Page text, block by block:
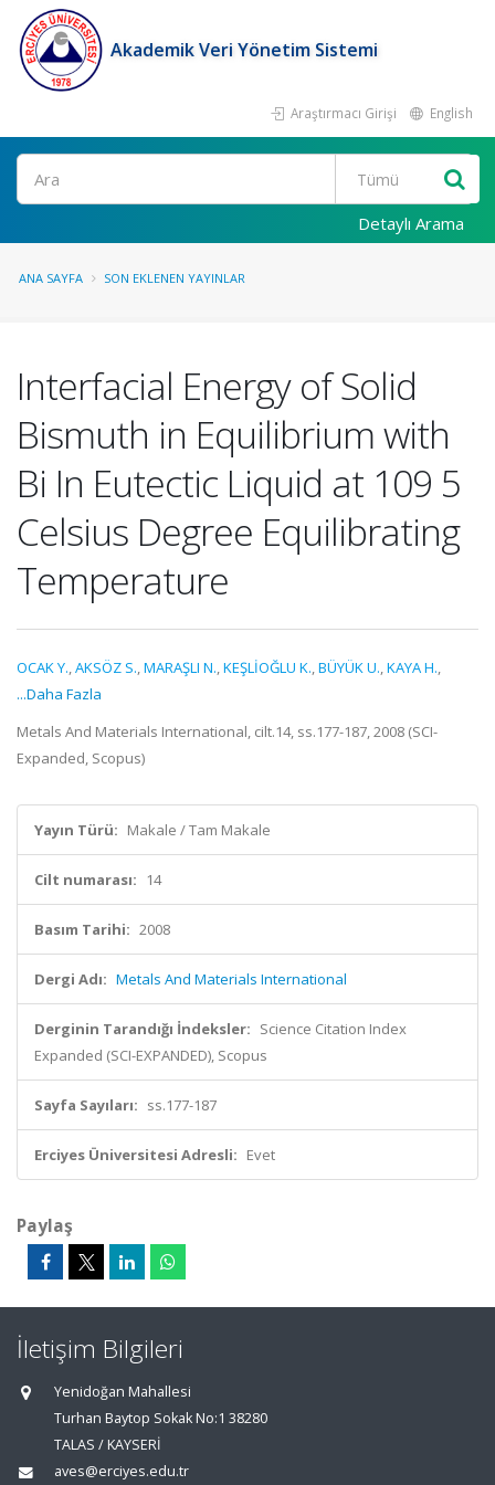
Akademik Veri Yönetim Sistemi
Araştırmacı Girişi English
Ara
Detaylı Arama
ANA SAYFA SON EKLENEN YAYINLAR
Interfacial Energy of Solid
Bismuth in Equilibrium with
Bi In Eutectic Liquid at 109 5
Celsius Degree Equilibrating
Temperature
OCAK Y.,AKSÖZ S.,MARAŞLI N.,KEŞLİOĞLU K.,BÜYÜK U.,KAYA H.,
...Daha Fazla
Metals And Materials International, cilt.14, ss.177-187, 2008 (SCI-
Expanded, Scopus)
Yayın Türü: Makale / Tam Makale
Cilt numarası: 14
Basım Tarihi: 2008
Dergi Adı: Metals And Materials International
Derginin Tarandığı İndeksler: Science Citation Index
Expanded (SCI-EXPANDED), Scopus
Sayfa Sayıları: ss.177-187
Erciyes Üniversitesi Adresli: Evet
Paylaş
İletişim Bilgileri
Yenidoğan Mahallesi
Turhan Baytop Sokak No:1 38280
TALAS / KAYSERİ
aves@erciyes.edu.tr